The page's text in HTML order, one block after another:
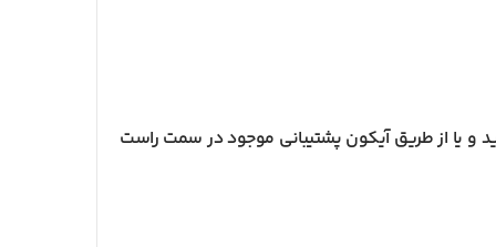
و یا از طریق آیکون پشتیبانی موجود در سمت راست